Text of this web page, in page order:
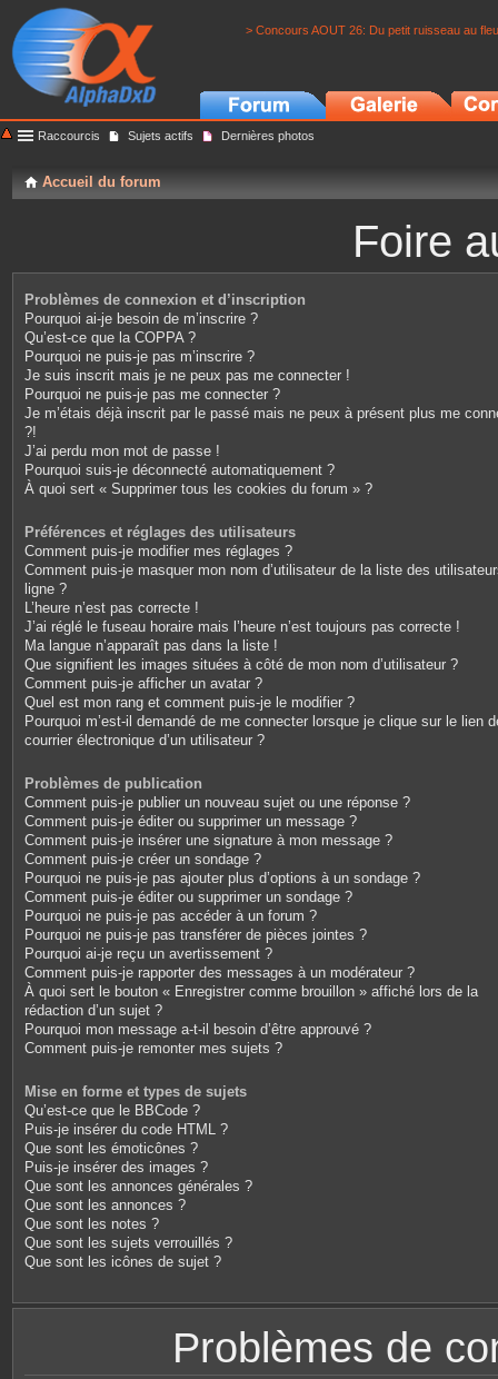
> Concours AOUT 26: Du petit ruisseau au
Raccourcis Sujets actifs Dernières photos
Accueil du forum
Foire
Problèmes de connexion et d’inscription
Pourquoi ai-je besoin de m’inscrire ?
Qu’est-ce que la COPPA ?
Pourquoi ne puis-je pas m’inscrire ?
Je suis inscrit mais je ne peux pas me connecter !
Pourquoi ne puis-je pas me connecter ?
Je m’étais déjà inscrit par le passé mais ne peux à présent plus me
?!
J’ai perdu mon mot de passe !
Pourquoi suis-je déconnecté automatiquement ?
À quoi sert « Supprimer tous les cookies du forum » ?
Préférences et réglages des utilisateurs
Comment puis-je modifier mes réglages ?
Comment puis-je masquer mon nom d’utilisateur de la liste des
ligne ?
L’heure n’est pas correcte !
J’ai réglé le fuseau horaire mais l’heure n’est toujours pas correcte !
Ma langue n’apparaît pas dans la liste !
Que signifient les images situées à côté de mon nom d’utilisateur ?
Comment puis-je afficher un avatar ?
Quel est mon rang et comment puis-je le modifier ?
Pourquoi m’est-il demandé de me connecter lorsque je clique sur le lien
courrier électronique d’un utilisateur ?
Problèmes de publication
Comment puis-je publier un nouveau sujet ou une réponse ?
Comment puis-je éditer ou supprimer un message ?
Comment puis-je insérer une signature à mon message ?
Comment puis-je créer un sondage ?
Pourquoi ne puis-je pas ajouter plus d’options à un sondage ?
Comment puis-je éditer ou supprimer un sondage ?
Pourquoi ne puis-je pas accéder à un forum ?
Pourquoi ne puis-je pas transférer de pièces jointes ?
Pourquoi ai-je reçu un avertissement ?
Comment puis-je rapporter des messages à un modérateur ?
À quoi sert le bouton « Enregistrer comme brouillon » affiché lors de la
rédaction d’un sujet ?
Pourquoi mon message a-t-il besoin d’être approuvé ?
Comment puis-je remonter mes sujets ?
Mise en forme et types de sujets
Qu’est-ce que le BBCode ?
Puis-je insérer du code HTML ?
Que sont les émoticônes ?
Puis-je insérer des images ?
Que sont les annonces générales ?
Que sont les annonces ?
Que sont les notes ?
Que sont les sujets verrouillés ?
Que sont les icônes de sujet ?
Problèmes de